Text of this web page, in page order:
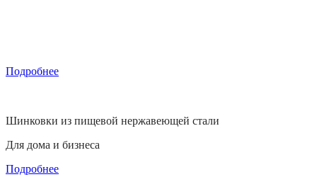
Подробнее
Шинковки из пищевой нержавеющей стали
Для дома и бизнеса
Подробнее